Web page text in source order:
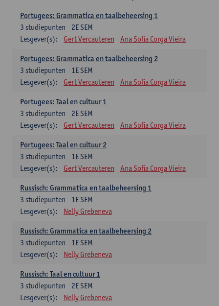
Portugees: Grammatica en taalbeheersing 1
2E SEM
3 studiepunten
Lesgever(s):
Gert Vercauteren Ana Sofia Corga Vieira
Portugees: Grammatica en taalbeheersing 2
1E SEM
3 studiepunten
Lesgever(s):
Gert Vercauteren Ana Sofia Corga Vieira
Portugees: Taal en cultuur 1
2E SEM
3 studiepunten
Lesgever(s):
Gert Vercauteren Ana Sofia Corga Vieira
Portugees: Taal en cultuur 2
1E SEM
3 studiepunten
Lesgever(s):
Gert Vercauteren Ana Sofia Corga Vieira
Russisch: Grammatica en taalbeheersing 1
1E SEM
3 studiepunten
Lesgever(s):
Nelly Grebeneva
Russisch: Grammatica en taalbeheersing 2
1E SEM
3 studiepunten
Lesgever(s):
Nelly Grebeneva
Russisch: Taal en cultuur 1
2E SEM
3 studiepunten
Lesgever(s):
Nelly Grebeneva